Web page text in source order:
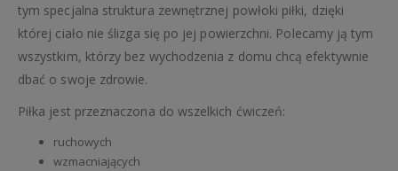
tym specjalna struktura zewnętrznej powłoki piłki, dzięki
której ciało nie ślizga się po jej powierzchni. Polecamy ją tym
wszystkim, którzy bez wychodzenia z domu chcą efektywnie
dbać o swoje zdrowie.
Piłka jest przeznaczona do wszelkich ćwiczeń:
ruchowych
wzmacniających